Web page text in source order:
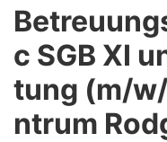
c SGB XI
tung (m/
ntrum